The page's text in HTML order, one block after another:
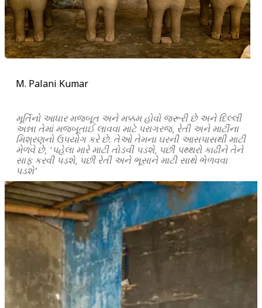
M. Palani Kumar
મૂર્તિનો આધાર મજબૂત અને મક્કમ હોવો જરૂરી છે અને દિલ્લી
અન્ના તેમાં મજબૂતાઈ લાવવા માટે પરાગરજ, રેતી અને માટીના
મિશ્રણનો ઉપયોગ કરે છે. તેઓ તેમના ઘરની આસપાસથી માટી
મેળવે છે, ‘પહેલા મારે માટી તોડવી પડશે, પછી પથ્થરો કાઢીને તેને
સાફ કરવી પડશે, પછી રેતી અને ભૂસાને માટી સાથે ભેળવવા
પડશે’